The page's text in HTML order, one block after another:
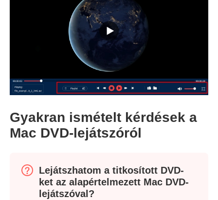
Gyakran ismételt kérdések a
Mac DVD-lejátszóról
Lejátszhatom a titkosított DVD-
ket az alapértelmezett Mac DVD-
lejátszóval?